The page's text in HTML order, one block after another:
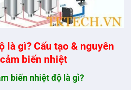
là gì? Cấu tạo & nguyên
biến nhiệt
biến nhiệt độ là gì?